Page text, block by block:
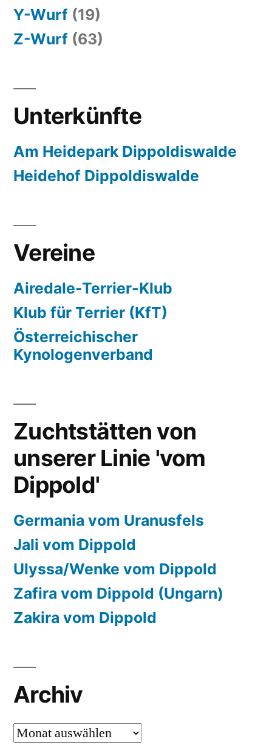
Y-Wurf (19)
Z-Wurf (63)
Unterkünfte
Am Heidepark Dippoldiswalde
Heidehof Dippoldiswalde
Vereine
Airedale-Terrier-Klub
Klub für Terrier (KfT)
Österreichischer
Kynologenverband
Zuchtstätten von
unserer Linie 'vom
Dippold'
Germania vom Uranusfels
Jali vom Dippold
Ulyssa/Wenke vom Dippold
Zafira vom Dippold (Ungarn)
Zakira vom Dippold
Archiv
Archiv